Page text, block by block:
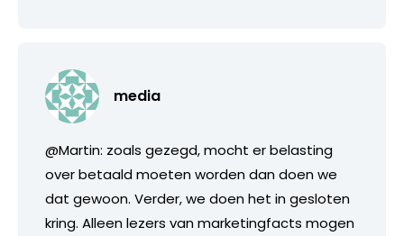
media
@Martin: zoals gezegd, mocht er belasting
over betaald moeten worden dan doen we
dat gewoon. Verder, we doen het in gesloten
kring. Alleen lezers van marketingfacts mogen